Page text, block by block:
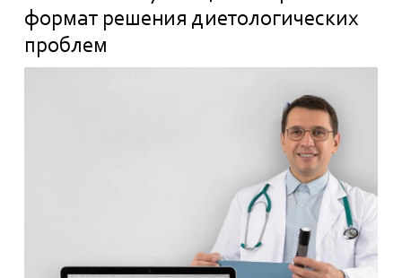
формат решения диетологических
проблем